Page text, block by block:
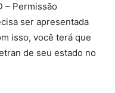
– Permissão
ser apresentada
isso, você terá que
de seu estado no